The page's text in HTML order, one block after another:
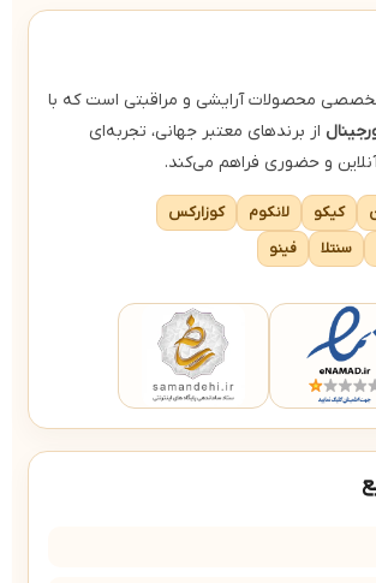
محصولات آرایشی و مراقبتی است که با
از برندهای معتبر جهانی، تجربه‌ای
و حضوری فراهم می‌کند.
کیکو لانکوم
کوزارکس
سنتلا فینو